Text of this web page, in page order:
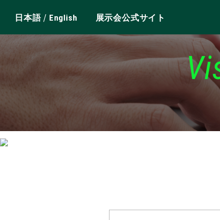
日本語/ English 展示会公式サイト